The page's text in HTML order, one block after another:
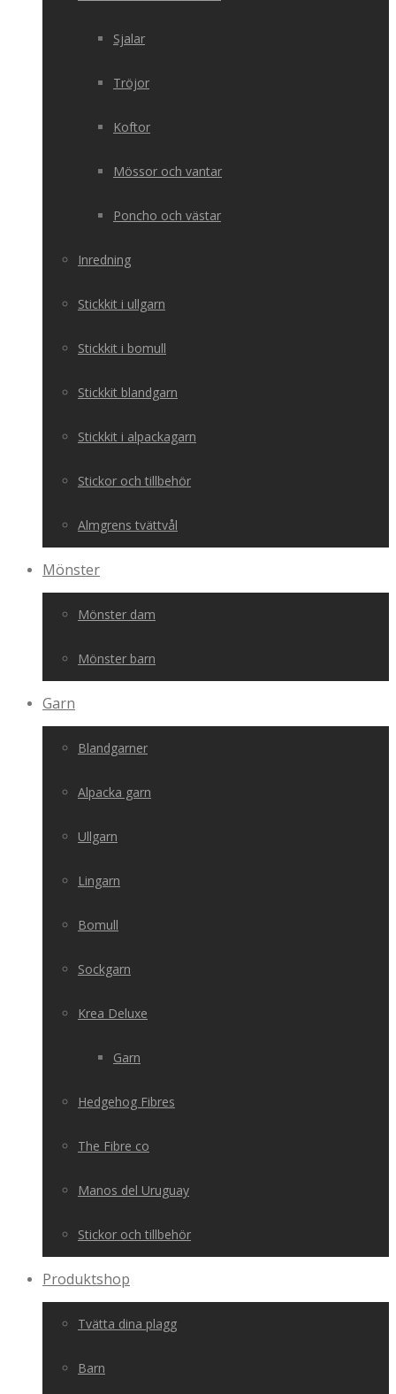
Sjalar
Tröjor
Koftor
Mössor och vantar
Poncho och västar
Inredning
Stickkit i ullgarn
Stickkit i bomull
Stickkit blandgarn
Stickkit i alpackagarn
Stickor och tillbehör
Almgrens tvättvål
Mönster
Mönster dam
Mönster barn
Garn
Blandgarner
Alpacka garn
Ullgarn
Lingarn
Bomull
Sockgarn
Krea Deluxe
Garn
Hedgehog Fibres
The Fibre co
Manos del Uruguay
Stickor och tillbehör
Produktshop
Tvätta dina plagg
Barn